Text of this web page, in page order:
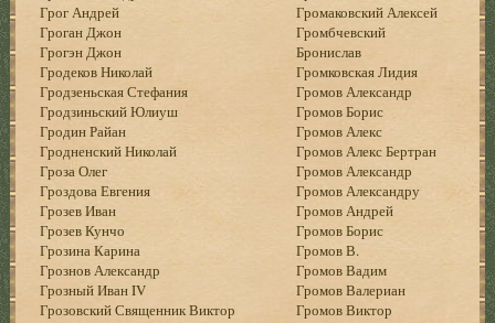
Грог Андрей
Гроган Джон
Грогэн Джон
Гродеков Николай
Гродзеньская Стефания
Гродзиньский Юлиуш
Гродин Райан
Гродненский Николай
Гроза Олег
Гроздова Евгения
Грозев Иван
Грозев Кунчо
Грозина Карина
Грознов Александр
Грозный Иван IV
Грозовский Священник Виктор
Громаковский Алексей
Громбчевский
Бронислав
Громковская Лидия
Громов Александр
Громов Борис
Громов Алекс
Громов Алекс Бертран
Громов Александр
Громов Александру
Громов Андрей
Громов Борис
Громов В.
Громов Вадим
Громов Валериан
Громов Виктор